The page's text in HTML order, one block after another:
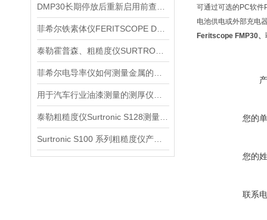
可通过可选的PC软件
电池供电或外部充电
Feritscope FMP30、
您的
您的
联系